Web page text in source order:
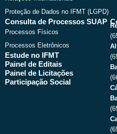
Proteção de Dados no IFMT (LGPD)
Consulta de Processos SUAP
Processos Físicos
Processos Eletrônicos
Estude no IFMT
Painel de Editais
Painel de Licitações
Participação Social